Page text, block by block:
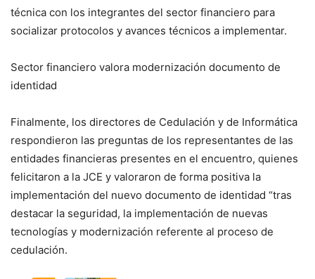
técnica con los integrantes del sector financiero para
socializar protocolos y avances técnicos a implementar.
Sector financiero valora modernización documento de
identidad
Finalmente, los directores de Cedulación y de Informática
respondieron las preguntas de los representantes de las
entidades financieras presentes en el encuentro, quienes
felicitaron a la JCE y valoraron de forma positiva la
implementación del nuevo documento de identidad “tras
destacar la seguridad, la implementación de nuevas
tecnologías y modernización referente al proceso de
cedulación.